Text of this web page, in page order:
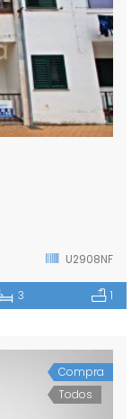
U2908NF
3 1
Compra
Todos